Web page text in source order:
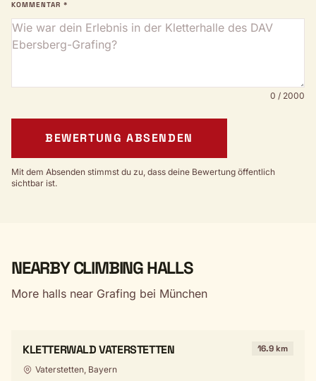
KOMMENTAR *
0 / 2000
BEWERTUNG ABSENDEN
Mit dem Absenden stimmst du zu, dass deine Bewertung öffentlich
sichtbar ist.
NEARBY CLIMBING HALLS
More halls near Grafing bei München
KLETTERWALD VATERSTETTEN 16.9 km
Vaterstetten, Bayern